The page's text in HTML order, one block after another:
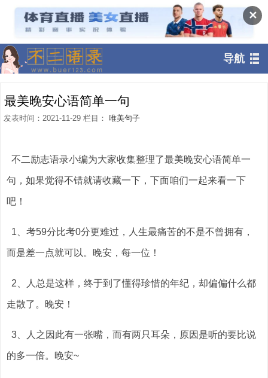
✕
导航
最美晚安心语简单一句
发表时间：2021-11-29 栏目： 唯美句子
不二励志语录小编为大家收集整理了最美晚安心语简单一
句，如果觉得不错就请收藏一下，下面咱们一起来看一下
吧！
1、考59分比考0分更难过，人生最痛苦的不是不曾拥有，
而是差一点就可以。晚安，每一位！
2、人总是这样，终于到了懂得珍惜的年纪，却偏偏什么都
走散了。晚安！
3、人之因此有一张嘴，而有两只耳朵，原因是听的要比说
的多一倍。晚安~